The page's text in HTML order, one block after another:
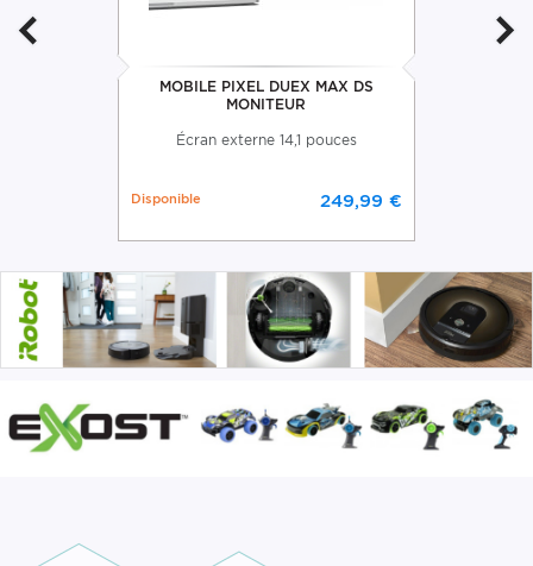
MOBILE PIXEL DUEX MAX DS
MONITEUR
Écran externe 14,1 pouces
Disponible 249,99 €